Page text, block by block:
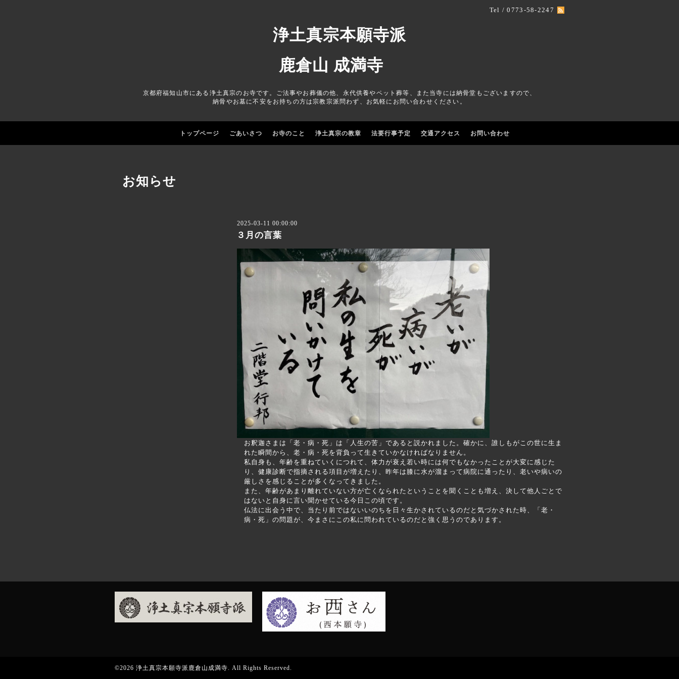
Tel / 0773-58-2247
浄土真宗本願寺派
鹿倉山 成満寺
京都府福知山市にある浄土真宗のお寺です。ご法事やお葬儀の他、永代供養やペット葬等、また当寺には納骨堂もございますので、
納骨やお墓に不安をお持ちの方は宗教宗派問わず、お気軽にお問い合わせください。
トップページ ごあいさつ お寺のこと 浄土真宗の教章 法要行事予定 交通アクセス お問い合わせ
お知らせ
2025-03-11 00:00:00
３月の言葉
お釈迦さまは「老・病・死」は「人生の苦」であると説かれました。確かに、誰しもがこの世に生ま
れた瞬間から、老・病・死を背負って生きていかなければなりません。
私自身も、年齢を重ねていくにつれて、体力が衰え若い時には何でもなかったことが大変に感じた
り、健康診断で指摘される項目が増えたり、昨年は膝に水が溜まって病院に通ったり、老いや病いの
厳しさを感じることが多くなってきました。
また、年齢があまり離れていない方が亡くなられたということを聞くことも増え、決して他人ごとで
はないと自身に言い聞かせている今日この頃です。
仏法に出会う中で、当たり前ではないいのちを日々生かされているのだと気づかされた時、「老・
病・死」の問題が、今まさにこの私に問われているのだと強く思うのであります。
©2026 浄土真宗本願寺派鹿倉山成満寺. All Rights Reserved.